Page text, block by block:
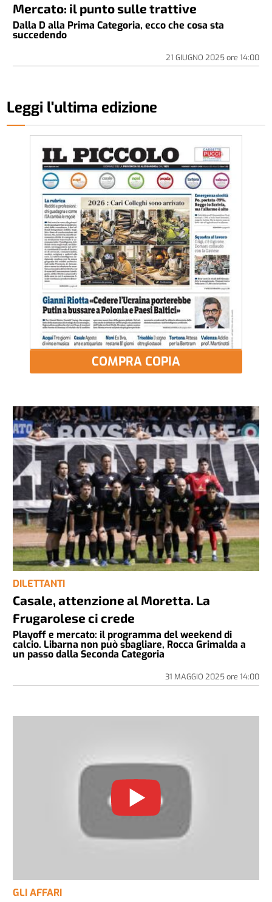
Mercato: il punto sulle trattive
Dalla D alla Prima Categoria, ecco che cosa sta
succedendo
21 GIUGNO 2025ore 14:00
Leggi l'ultima edizione
COMPRA COPIA
DILETTANTI
Casale, attenzione al Moretta. La
Frugarolese ci crede
Playoff e mercato: il programma del weekend di
calcio. Libarna non può sbagliare, Rocca Grimalda a
un passo dalla Seconda Categoria
31 MAGGIO 2025ore 14:00
GLI AFFARI